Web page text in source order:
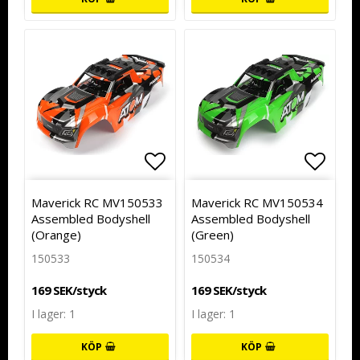
Lägg till i favoritlistan
Maverick RC MV150533
Assembled Bodyshell
(Orange)
150533
169 SEK/styck
I lager: 1
KÖP
Lägg
Maverick RC MV150534
Assembled Bodyshell
(Green)
150534
169 SEK/styck
I lager: 1
KÖP